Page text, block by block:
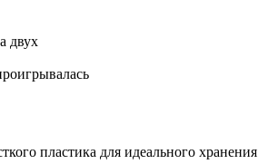
двух
пластика для идеального хранения